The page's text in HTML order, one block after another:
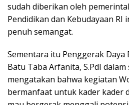
sudah diberikan oleh
Pendidikan dan Kebudayaan RI
penuh semangat.
Sementara itu Penggerak Daya
Batu Taba Arfanita, S.PdI
mengatakan bahwa kegiatan
bermanfaat untuk kader kader